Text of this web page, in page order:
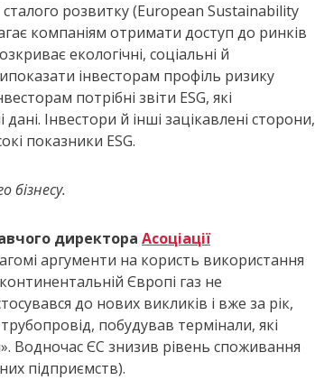
сталого розвитку (European Sustainability
компаніям отримати доступ до ринків
екологічні, соціальні й
інвесторам профіль ризику
потрібні звіти ESG, які
Інвестори й інші зацікавлені сторони,
показники ESG.
бізнесу.
директора Асоціації
аргументи на користь використання
Європі газ не
до нових викликів і вже за рік,
побудував термінали, які
Водночас ЄС знизив рівень споживання
підприємств).